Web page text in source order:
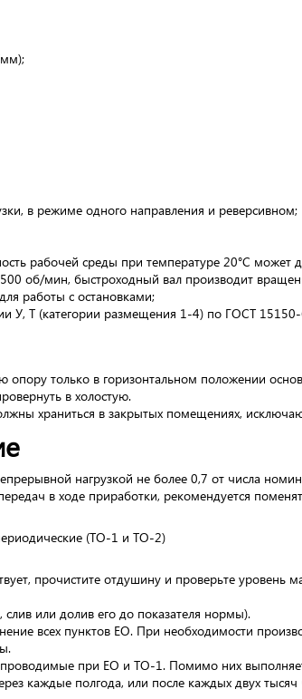
в режиме одного направления и реверсивном;
рабочей среды при температуре 20°С может
об/мин, быстроходный вал производит
работы с остановками;
У, Т (категории размещения 1-4) по ГОСТ
опору только в горизонтальном положении
в холостую.
храниться в закрытых помещениях,
нагрузкой не более 0,7 от числа
в ходе приработки, рекомендуется
(ТО-1 и ТО-2)
прочистите отдушину и проверьте уровень
слив или долив его до показателя нормы).
всех пунктов ЕО. При необходимости
проводимые при ЕО и ТО-1. Помимо них
каждые полгода, или после каждых двух